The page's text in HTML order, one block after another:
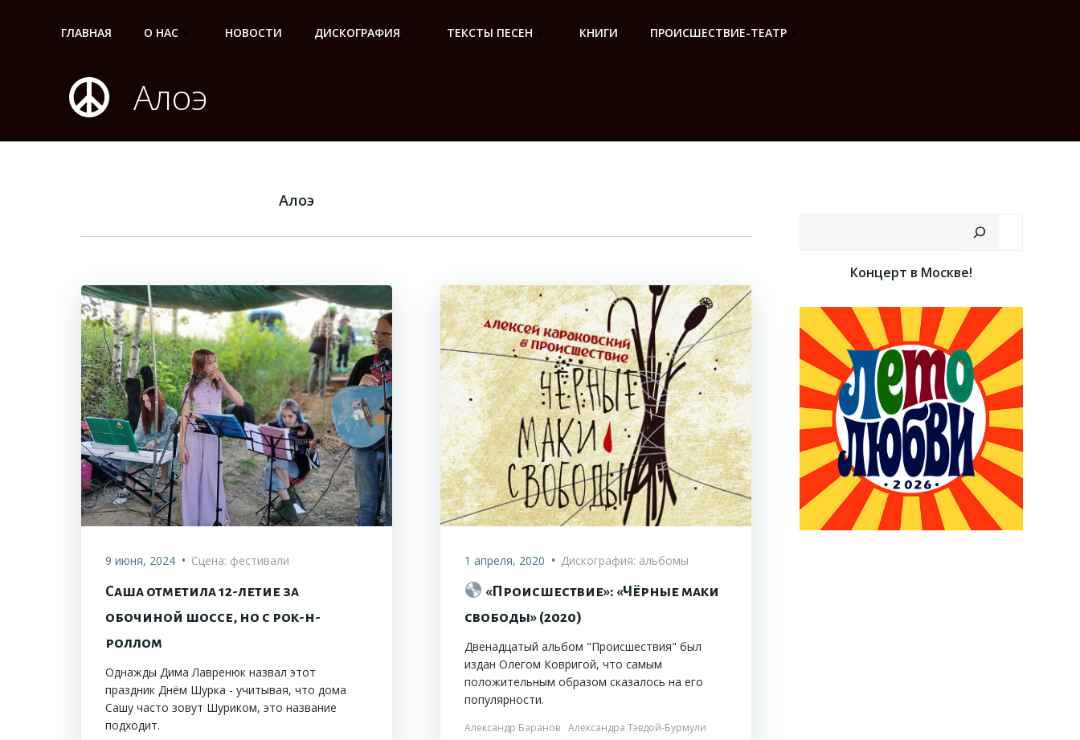
ГЛАВНАЯ О НАС НОВОСТИ ДИСКОГРАФИЯ ТЕКСТЫ ПЕСЕН КНИГИ ПРОИСШЕСТВИЕ-ТЕАТР
Алоэ
Алоэ
9 июня, 2024 • Сцена: фестивали
Саша отметила 12-летие за
обочиной шоссе, но с рок-н-
роллом
Однажды Дима Лавренюк назвал этот
праздник Днём Шурка - учитывая, что дома
Сашу часто зовут Шуриком, это название
подходит.
1 апреля, 2020 • Дискография: альбомы
«Происшествие»: «Чёрные маки
свободы» (2020)
Двенадцатый альбом "Происшествия" был
издан Олегом Ковригой, что самым
положительным образом сказалось на его
популярности.
Александр Баранов Александра Тэвдой-Бурмули
Концерт в Москве!